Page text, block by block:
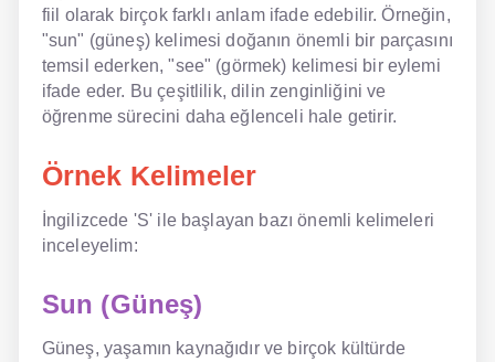
Sözlük
Tavsiyeler
Gizlilik Politikası
Bize Ulaşın
fiil olarak birçok farklı anlam ifade edebilir. Örneğin,
"sun" (güneş) kelimesi doğanın önemli bir parçasını
temsil ederken, "see" (görmek) kelimesi bir eylemi
ifade eder. Bu çeşitlilik, dilin zenginliğini ve
öğrenme sürecini daha eğlenceli hale getirir.
Örnek Kelimeler
İngilizcede 'S' ile başlayan bazı önemli kelimeleri
inceleyelim:
Sun (Güneş)
Güneş, yaşamın kaynağıdır ve birçok kültürde